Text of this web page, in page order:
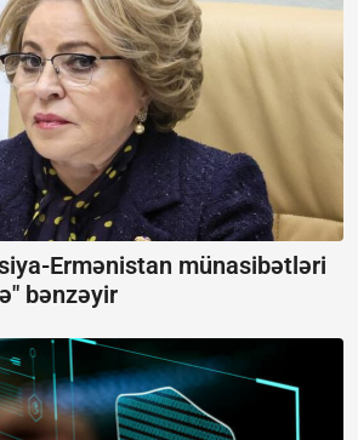
Ermənistan münasibətləri
bənzəyir